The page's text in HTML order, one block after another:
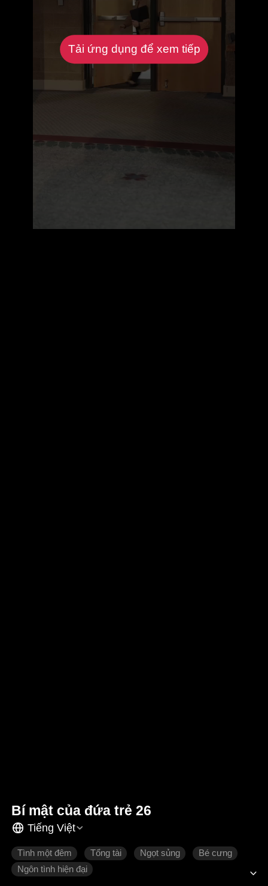
Tải ứng dụng để xem tiếp
Bí mật của đứa trẻ 26
Tiếng Việt
Tình một đêm Tổng tài Ngọt sủng
Bé cưng
Ngôn tình hiện đại